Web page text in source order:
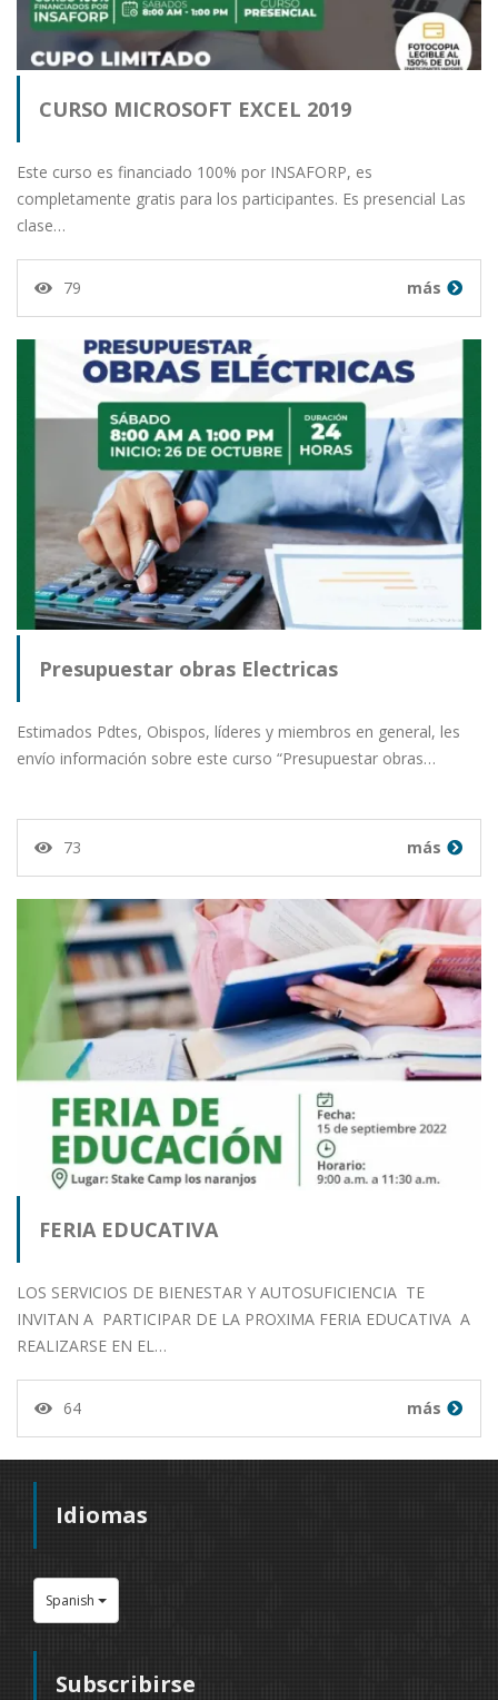
CURSO MICROSOFT EXCEL 2019
Este curso es financiado 100% por INSAFORP, es
completamente gratis para los participantes. Es presencial Las
clase…
79 más
Presupuestar obras Electricas
Estimados Pdtes, Obispos, líderes y miembros en general, les
envío información sobre este curso “Presupuestar obras…
73 más
FERIA EDUCATIVA
LOS SERVICIOS DE BIENESTAR Y AUTOSUFICIENCIA TE
INVITAN A PARTICIPAR DE LA PROXIMA FERIA EDUCATIVA A
REALIZARSE EN EL…
64 más
Idiomas
Spanish
Subscribirse